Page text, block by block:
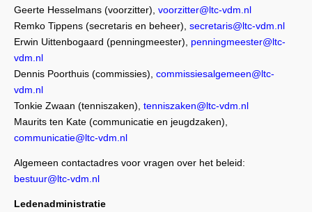
Geerte Hesselmans (voorzitter), voorzitter@ltc-vdm.nl
Remko Tippens (secretaris en beheer), secretaris@ltc-vdm.nl
Erwin Uittenbogaard (penningmeester), penningmeester@ltc-
vdm.nl
Dennis Poorthuis (commissies), commissiesalgemeen@ltc-
vdm.nl
Tonkie Zwaan (tenniszaken), tenniszaken@ltc-vdm.nl
Maurits ten Kate (communicatie en jeugdzaken),
communicatie@ltc-vdm.nl
Algemeen contactadres voor vragen over het beleid:
bestuur@ltc-vdm.nl
Ledenadministratie